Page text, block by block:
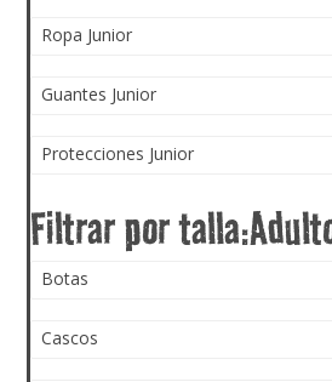
Ropa Junior
Guantes Junior
Protecciones Junior
Botas
Cascos